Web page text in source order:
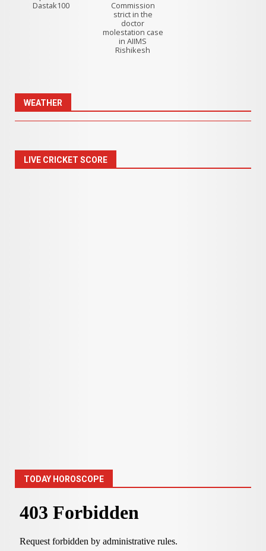
Dastak100
Commission
strict in the
doctor
molestation case
in AIIMS
Rishikesh
WEATHER
LIVE CRICKET SCORE
TODAY HOROSCOPE